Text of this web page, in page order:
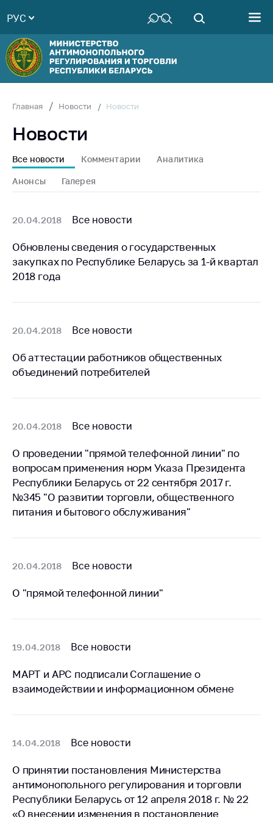
Руководство
Структура
Министерства
Территориальные
Законодательство
Антикоррупционная
деятельность
совет
Соискателям
Награждения
Общественная
Идеологическая
работа
символы
5 лет МАРТ
Деятельность
Ценовая политика
Антимонопольное
Торговля и услуги
Регулирование и
контроль закупок
рекламной
деятельности
Применение мер
Биржевая торговля
Выставочная
РУС
Главная Новости Новости
Новости
Все новости Комментарии Аналитика
Анонсы Галерея
20.04.2018 Все новости
Обновлены сведения о государственных
закупках по Республике Беларусь за 1-й квартал
2018 года
20.04.2018 Все новости
Об аттестации работников общественных
объединений потребителей
20.04.2018 Все новости
О проведении "прямой телефонной линии" по
вопросам применения норм Указа Президента
Республики Беларусь от 22 сентября 2017 г.
№345 "О развитии торговли, общественного
питания и бытового обслуживания"
20.04.2018 Все новости
О "прямой телефонной линии"
19.04.2018 Все новости
МАРТ и АРС подписали Соглашение о
взаимодействии и информационном обмене
14.04.2018 Все новости
О принятии постановления Министерства
антимонопольного регулирования и торговли
Республики Беларусь от 12 апреля 2018 г. № 22
«О внесении изменения в постановление